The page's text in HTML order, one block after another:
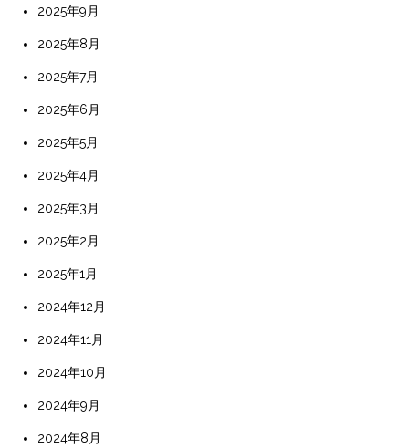
2025年9月
2025年8月
2025年7月
2025年6月
2025年5月
2025年4月
2025年3月
2025年2月
2025年1月
2024年12月
2024年11月
2024年10月
2024年9月
2024年8月